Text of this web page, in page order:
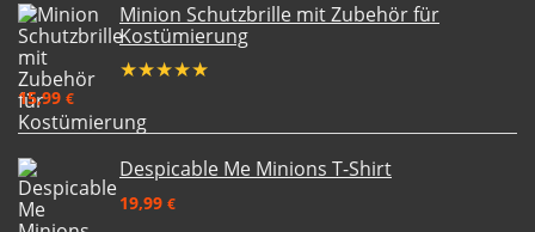
Minion Schutzbrille mit Zubehör für
Kostümierung
★★★★★
15,99 €
Despicable Me Minions T-Shirt
19,99 €